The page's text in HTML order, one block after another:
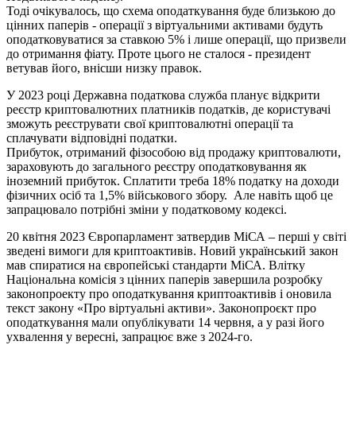
Тоді очікувалось, що схема оподаткування буде близькою до
цінних паперів - операції з віртуальними активами будуть
оподатковуватися за ставкою 5% і лише операції, що призвели
до отримання фіату. Проте цього не сталося - президент
ветував його, внісши низку правок.
У 2023 році Державна податкова служба планує відкрити
реєстр криптовалютних платників податків, де користувачі
зможуть реєструвати свої криптовалютні операції та
сплачувати відповідні податки.
Прибуток, отриманий фізособою від продажу криптовалюти,
зараховують до загального реєстру оподатковування як
іноземний прибуток. Сплатити треба 18% податку на доходи
фізичних осіб та 1,5% військового збору. Але навіть щоб це
запрацювало потрібні зміни у податковому кодексі.
20 квітня 2023 Європарламент затвердив МіСА – перші у світі
зведені вимоги для криптоактивів. Новий український закон
мав спиратися на європейські стандарти МіСА. Влітку
Національна комісія з цінних паперів завершила розробку
законопроекту про оподаткування криптоактивів і оновила
текст закону «Про віртуальні активи». Законопроєкт про
оподаткування мали опублікувати 14 червня, а у разі його
ухвалення у вересні, запрацює вже з 2024-го.